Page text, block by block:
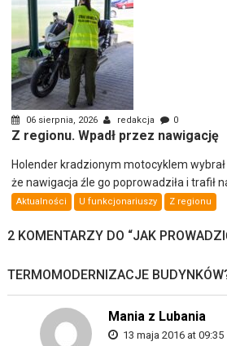
06 sierpnia, 2026 redakcja 0
Z regionu. Wpadł przez nawigację
Holender kradzionym motocyklem wybrał
że nawigacja źle go poprowadziła i trafił
Aktualności U funkcjonariuszy Z regionu
2 KOMENTARZY DO “JAK
TERMOMODERNIZACJE
Mania z Lubania
13 maja 2016 at 09:35